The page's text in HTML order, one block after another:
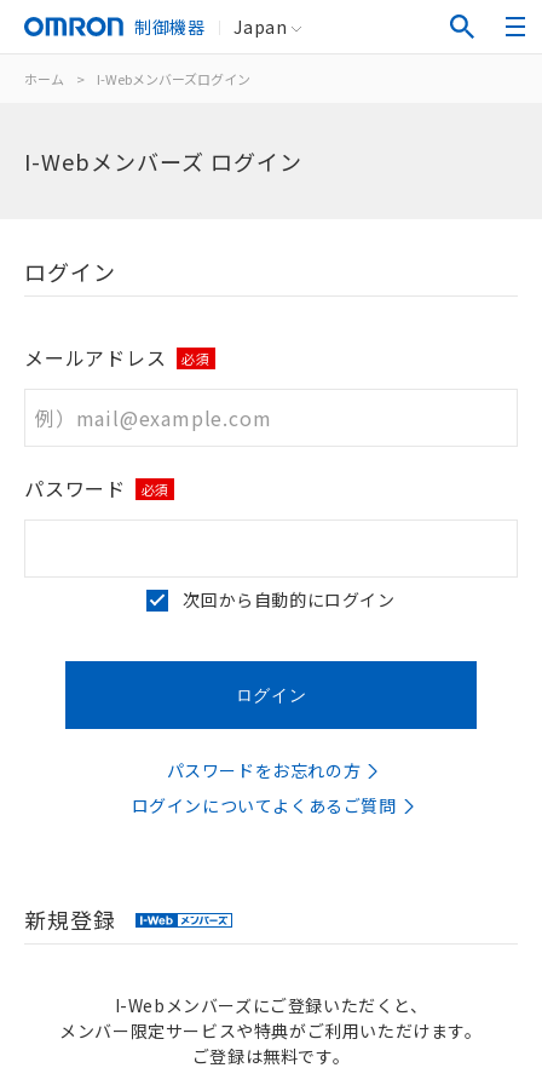
制御機器 Japan
ホーム > I-Webメンバーズログイン
I-Webメンバーズ ログイン
ログイン
メールアドレス 必須
パスワード 必須
次回から自動的にログイン
パスワードをお忘れの方
ログインについてよくあるご質問
新規登録
I-Webメンバーズにご登録いただくと、
メンバー限定サービスや特典がご利用いただけます。
ご登録は無料です。